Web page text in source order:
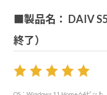
■製品名： DAIV
終了）
OS：Windows 11 Home 64ビット